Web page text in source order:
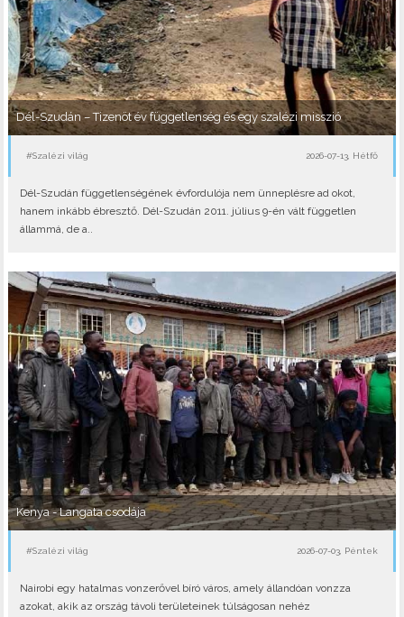
Dél-Szudán – Tizenöt év függetlenség és egy szalézi misszió
#Szalézi világ 2026-07-13, Hétfő
Dél-Szudán függetlenségének évfordulója nem ünneplésre ad okot,
hanem inkább ébresztő. Dél-Szudán 2011. július 9-én vált független
állammá, de a..
Kenya - Langata csodája
#Szalézi világ 2026-07-03, Péntek
Nairobi egy hatalmas vonzerővel bíró város, amely állandóan vonzza
azokat, akik az ország távoli területeinek túlságosan nehéz